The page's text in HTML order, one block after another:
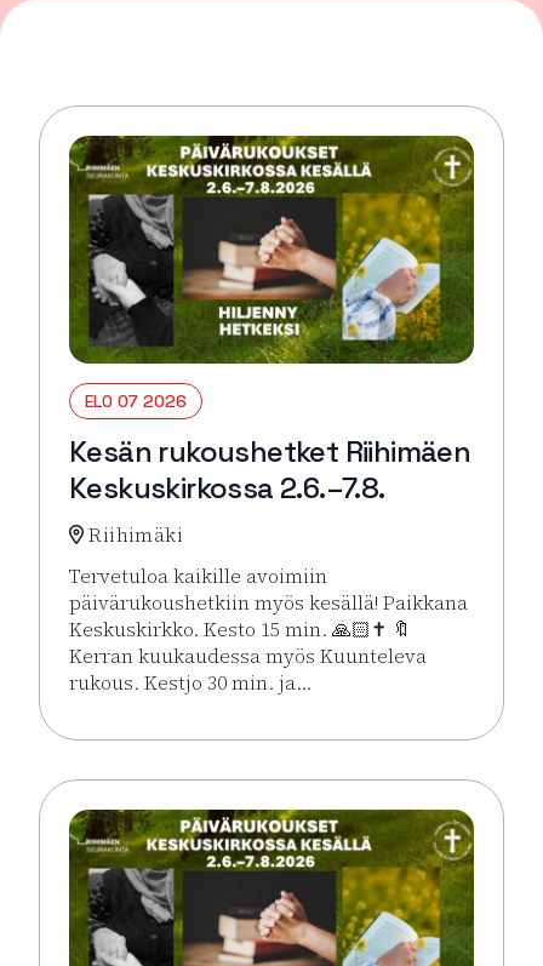
ELO 07 2026
Kesän rukoushetket Riihimäen
Keskuskirkossa 2.6.–7.8.
Riihimäki
Tervetuloa kaikille avoimiin
päivärukoushetkiin myös kesällä! Paikkana
Keskuskirkko. Kesto 15 min. 🙏🏻✝️ 🔖
Kerran kuukaudessa myös Kuunteleva
rukous. Kestjo 30 min. ja…
Lue lisää tapahtumasta Kesän rukoushetket